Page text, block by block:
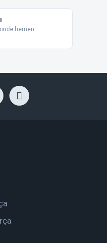
hemen